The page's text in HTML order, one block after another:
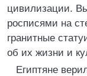
цивилизации.
росписями на
гранитные
об их жизни и
Египтяне